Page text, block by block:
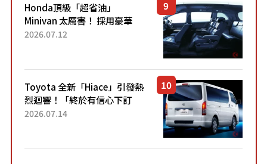
Honda頂級「超省油」
Minivan 太厲害！ 採用豪華
「真皮座椅」與專屬「黑色內
「三...
2026.07.12
Toyota 全新「Hiace」引發熱
烈迴響！「終於有信心下訂
了！」「哪個等級交車最
車？...
2026.07.14